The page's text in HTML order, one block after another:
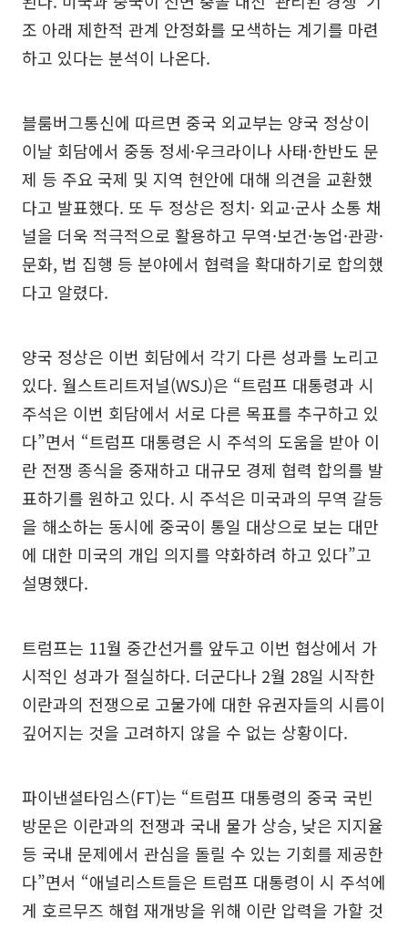
조 아래 제한적 관계 안정화를 모색하는 계기를 마련
하고 있다는 분석이 나온다.
블룸버그통신에 따르면 중국 외교부는 양국 정상이
이날 회담에서 중동 정세·우크라이나 사태·한반도 문
제 등 주요 국제 및 지역 현안에 대해 의견을 교환했
다고 발표했다. 또 두 정상은 정치· 외교·군사 소통 채
널을 더욱 적극적으로 활용하고 무역·보건·농업·관광·
문화, 법 집행 등 분야에서 협력을 확대하기로 합의했
다고 알렸다.
양국 정상은 이번 회담에서 각기 다른 성과를 노리고
있다. 월스트리트저널(WSJ)은 “트럼프 대통령과 시
주석은 이번 회담에서 서로 다른 목표를 추구하고 있
다”면서 “트럼프 대통령은 시 주석의 도움을 받아 이
란 전쟁 종식을 중재하고 대규모 경제 협력 합의를 발
표하기를 원하고 있다. 시 주석은 미국과의 무역 갈등
을 해소하는 동시에 중국이 통일 대상으로 보는 대만
에 대한 미국의 개입 의지를 약화하려 하고 있다”고
설명했다.
트럼프는 11월 중간선거를 앞두고 이번 협상에서 가
시적인 성과가 절실하다. 더군다나 2월 28일 시작한
이란과의 전쟁으로 고물가에 대한 유권자들의 시름이
깊어지는 것을 고려하지 않을 수 없는 상황이다.
파이낸셜타임스(FT)는 “트럼프 대통령의 중국 국빈
방문은 이란과의 전쟁과 국내 물가 상승, 낮은 지지율
등 국내 문제에서 관심을 돌릴 수 있는 기회를 제공한
다”면서 “애널리스트들은 트럼프 대통령이 시 주석에
게 호르무즈 해협 재개방을 위해 이란 압력을 가할 것